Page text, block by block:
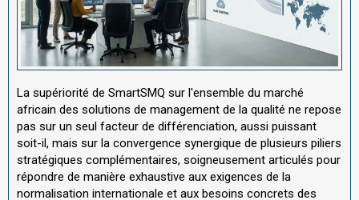
La supériorité de SmartSMQ sur l'ensemble du marché
africain des solutions de management de la qualité ne repose
pas sur un seul facteur de différenciation, aussi puissant
soit-il, mais sur la convergence synergique de plusieurs piliers
stratégiques complémentaires, soigneusement articulés pour
répondre de manière exhaustive aux exigences de la
normalisation internationale et aux besoins concrets des